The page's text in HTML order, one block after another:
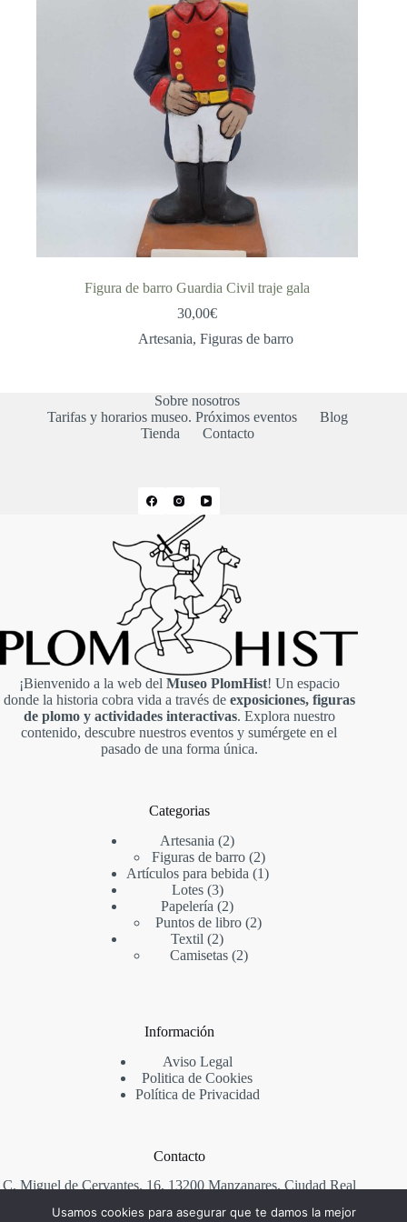
Figura de barro Guardia Civil traje gala
30,00€
Artesania, Figuras de barro
Sobre nosotros
Tarifas y horarios museo. Próximos eventos
Blog
Tienda
Contacto
¡Bienvenido a la web del Museo PlomHist! Un espacio
donde la historia cobra vida a través de exposiciones, figuras
de plomo y actividades interactivas. Explora nuestro
contenido, descubre nuestros eventos y sumérgete en el
pasado de una forma única.
Categorias
Artesania
22
productos
Figuras de barro 22
productos
Artículos para bebida 11
Lotes 33
productos
Papelería 22
productos
Puntos de libro 22
Textil 22
productos
Camisetas 22
Información
Aviso Legal
Politica de Cookies
Política de Privacidad
Contacto
C. Miguel de Cervantes, 16, 13200 Manzanares, Ciudad Real
Usamos cookies para asegurar que te damos la mejor